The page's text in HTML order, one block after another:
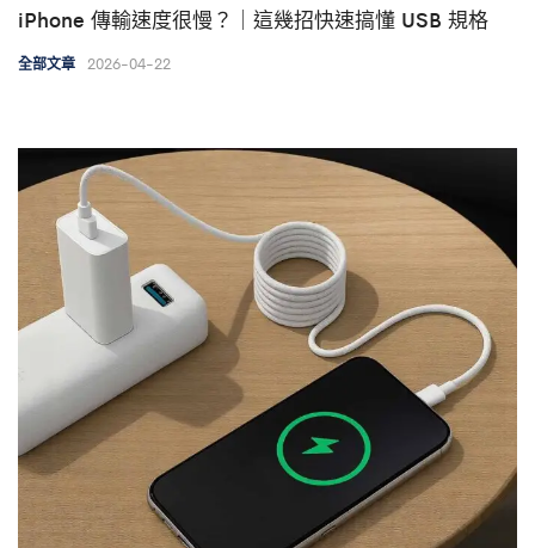
iPhone 傳輸速度很慢？｜這幾招快速搞懂 USB 規格
全部文章 2026-04-22